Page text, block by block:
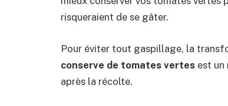
risqueraient de se gâter.
Pour éviter tout gaspillage, la
conserve de tomates vertes est un
après la récolte.